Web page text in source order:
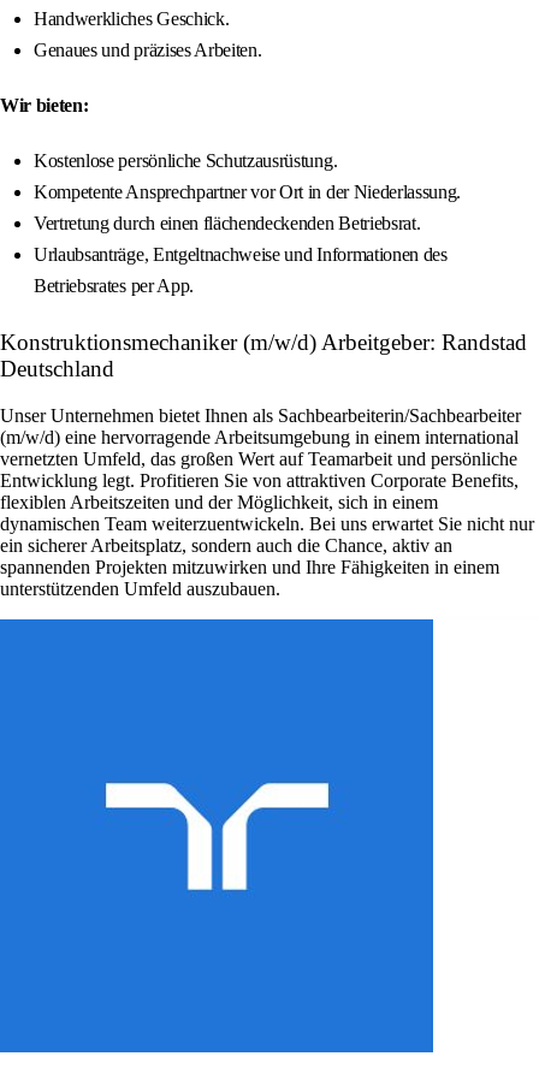
Handwerkliches Geschick.
Genaues und präzises Arbeiten.
Wir bieten:
Kostenlose persönliche Schutzausrüstung.
Kompetente Ansprechpartner vor Ort in der Niederlassung.
Vertretung durch einen flächendeckenden Betriebsrat.
Urlaubsanträge, Entgeltnachweise und Informationen des
Betriebsrates per App.
Konstruktionsmechaniker (m/w/d) Arbeitgeber: Randstad
Deutschland
Unser Unternehmen bietet Ihnen als Sachbearbeiterin/Sachbearbeiter
(m/w/d) eine hervorragende Arbeitsumgebung in einem international
vernetzten Umfeld, das großen Wert auf Teamarbeit und persönliche
Entwicklung legt. Profitieren Sie von attraktiven Corporate Benefits,
flexiblen Arbeitszeiten und der Möglichkeit, sich in einem
dynamischen Team weiterzuentwickeln. Bei uns erwartet Sie nicht nur
ein sicherer Arbeitsplatz, sondern auch die Chance, aktiv an
spannenden Projekten mitzuwirken und Ihre Fähigkeiten in einem
unterstützenden Umfeld auszubauen.